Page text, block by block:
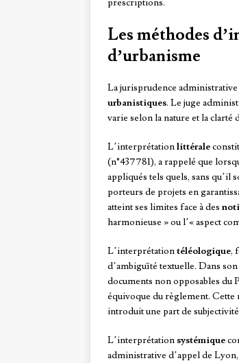
prescriptions.
Les méthodes
d’urbanisme
La jurisprudence
urbanistiques. Le juge
varie selon la nature et la clarté
L’interprétationlittérale
(n°437781), a rappelé que
appliqués tels quels, sans qu’il
porteurs de projets en
atteint ses limites face à des
harmonieuse » ou l’« aspect
L’interprétationtéléologique,
d’ambiguïté textuelle. Dans
documents non opposables
équivoque du règlement.
introduit une part de
L’interprétation systémique
administrative d’appel de